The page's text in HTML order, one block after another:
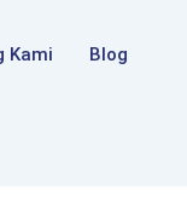
Kami Blog